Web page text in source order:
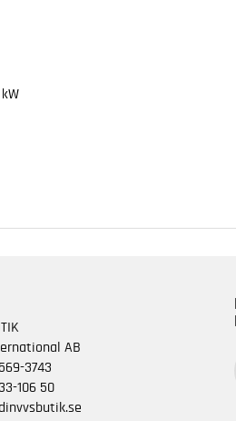
AB
3743
106 50